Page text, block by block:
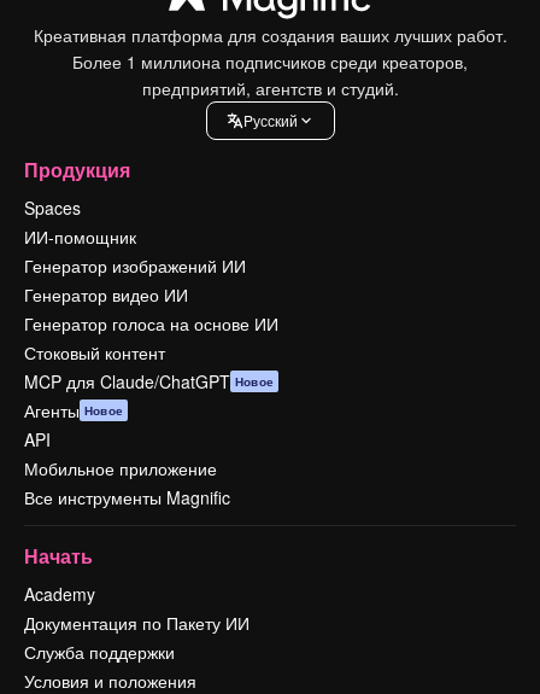
Креативная платформа для создания ваших лучших работ.
Более 1 миллиона подписчиков среди креаторов,
предприятий, агентств и студий.
Pусский
Продукция
Spaces
ИИ-помощник
Генератор изображений ИИ
Генератор видео ИИ
Генератор голоса на основе ИИ
Стоковый контент
MCP для Claude/ChatGPT Новое
Агенты Новое
API
Мобильное приложение
Все инструменты Magnific
Начать
Academy
Документация по Пакету ИИ
Служба поддержки
Условия и положения